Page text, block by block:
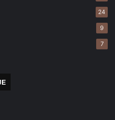
24
9
7